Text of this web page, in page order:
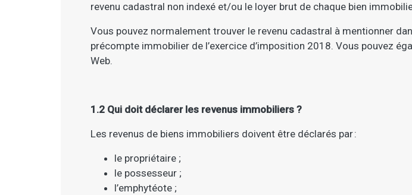
revenu cadastral non indexé et/ou le loyer brut de chaque bien
Vous pouvez normalement trouver le revenu cadastral à mentionner
précompte immobilier de l’exercice d’imposition 2018. Vous pouvez
Web.
1.2 Qui doit déclarer les revenus immobiliers ?
Les revenus de biens immobiliers doivent être déclarés par :
le propriétaire ;
le possesseur ;
l’emphytéote ;